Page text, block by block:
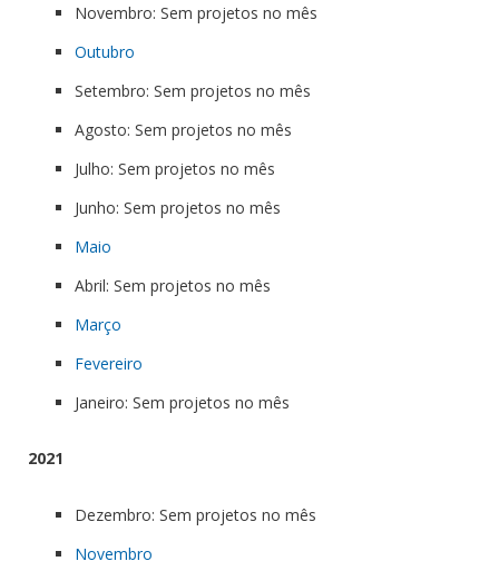
Novembro: Sem projetos no mês
Outubro
Setembro: Sem projetos no mês
Agosto: Sem projetos no mês
Julho: Sem projetos no mês
Junho: Sem projetos no mês
Maio
Abril: Sem projetos no mês
Março
Fevereiro
Janeiro: Sem projetos no mês
2021
Dezembro: Sem projetos no mês
Novembro